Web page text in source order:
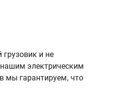
и не
электрическим
мы гарантируем, что